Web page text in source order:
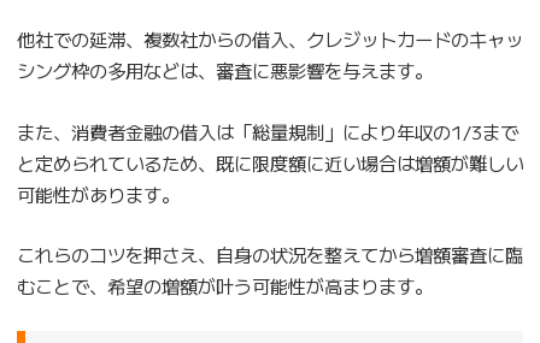
他社での延滞、複数社からの借入、クレジットカードのキャッ
シング枠の多用などは、審査に悪影響を与えます。
また、消費者金融の借入は「総量規制」により年収の1/3まで
と定められているため、既に限度額に近い場合は増額が難しい
可能性があります。
これらのコツを押さえ、自身の状況を整えてから増額審査に臨
むことで、希望の増額が叶う可能性が高まります。